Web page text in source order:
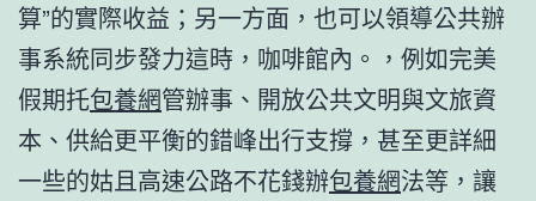
算”的實際收益；另一方面，也可以領導公共辦
事系統同步發力這時，咖啡館內。，例如完美
假期托包養網管辦事、開放公共文明與文旅資
本、供給更平衡的錯峰出行支撐，甚至更詳細
一些的姑且高速公路不花錢辦包養網法等，讓